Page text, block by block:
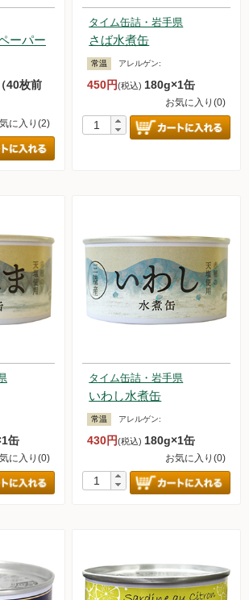
ーパー
40枚前
に入り(2)
タイム缶詰・岩手県
さば水煮缶
常温 アレルゲン:
450円(税込)180g×1缶
お気に入り(0)
缶
に入り(0)
タイム缶詰・岩手県
いわし水煮缶
常温 アレルゲン:
430円(税込) 180g×1缶
お気に入り(0)